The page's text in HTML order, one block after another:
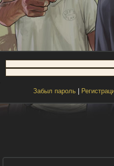
Забыл пароль|